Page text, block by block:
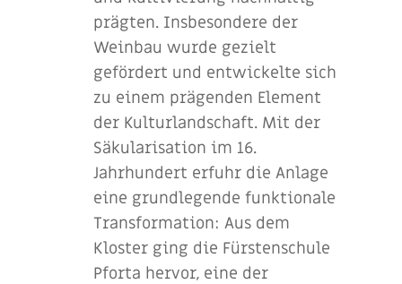
prägten. Insbesondere der
Weinbau wurde gezielt
gefördert und entwickelte sich
zu einem prägenden Element
der Kulturlandschaft. Mit der
Säkularisation im 16.
Jahrhundert erfuhr die Anlage
eine grundlegende funktionale
Transformation: Aus dem
Kloster ging die Fürstenschule
Pforta hervor, eine der